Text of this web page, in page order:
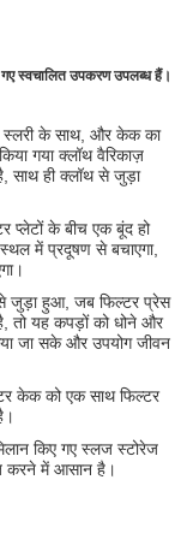
स्वचालित उपकरण उपलब्ध हैं।
स्लरी के साथ, और केक का
गया क्लॉथ वैरिकाज़
साथ ही क्लॉथ से जुड़ा
प्लेटों के बीच एक बूंद हो
स्थल में प्रदूषण से बचाएगा,
जुड़ा हुआ, जब फिल्टर प्रेस
तो यह कपड़ों को धोने और
जा सके और उपयोग जीवन
केक को एक साथ फिल्टर
किए गए स्लज स्टोरेज
करने में आसान है।